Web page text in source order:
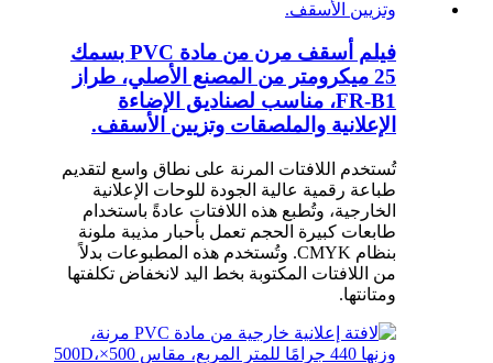
فيلم أسقف مرن من مادة PVC بسمك
25 ميكرومتر من المصنع الأصلي، طراز
FR-B1، مناسب لصناديق الإضاءة
الإعلانية والملصقات وتزيين الأسقف.
تُستخدم اللافتات المرنة على نطاق واسع لتقديم
طباعة رقمية عالية الجودة للوحات الإعلانية
الخارجية، وتُطبع هذه اللافتات عادةً باستخدام
طابعات كبيرة الحجم تعمل بأحبار مذيبة ملونة
بنظام CMYK. وتُستخدم هذه المطبوعات بدلاً
من اللافتات المكتوبة بخط اليد لانخفاض تكلفتها
ومتانتها.